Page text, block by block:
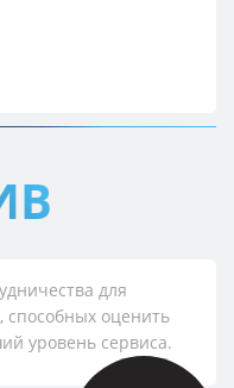
для
способных оценить
уровень сервиса.